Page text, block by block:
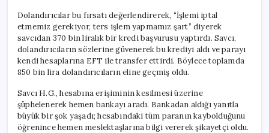
Dolandırıcılar bu fırsatı değerlendirerek, “İşlemi iptal
etmemiz gerekiyor, ters işlem yapmamız şart” diyerek
savcıdan 370 bin liralık bir kredi başvurusu yaptırdı. Savcı,
dolandırıcıların sözlerine güvenerek bu krediyi aldı ve parayı
kendi hesaplarına EFT ile transfer ettirdi. Böylece toplamda
850 bin lira dolandırıcıların eline geçmiş oldu.
Savcı H.G., hesabına erişiminin kesilmesi üzerine
şüphelenerek hemen bankayı aradı. Bankadan aldığı yanıtla
büyük bir şok yaşadı; hesabındaki tüm paranın kaybolduğunu
öğrenince hemen meslektaşlarına bilgi vererek şikayetçi oldu.